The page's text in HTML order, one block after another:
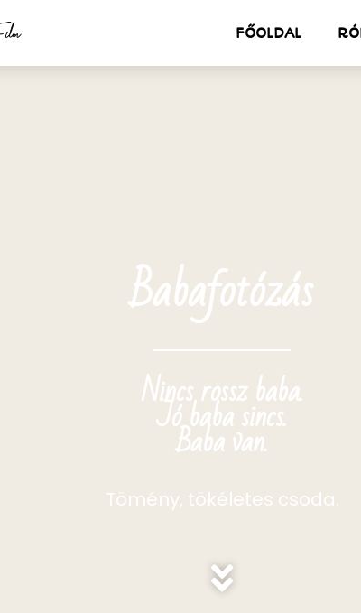
FŐOLDAL
Babafotózás
Nincs rossz baba.
Jó baba sincs.
Baba van.
Tömény, tökéletes csoda.